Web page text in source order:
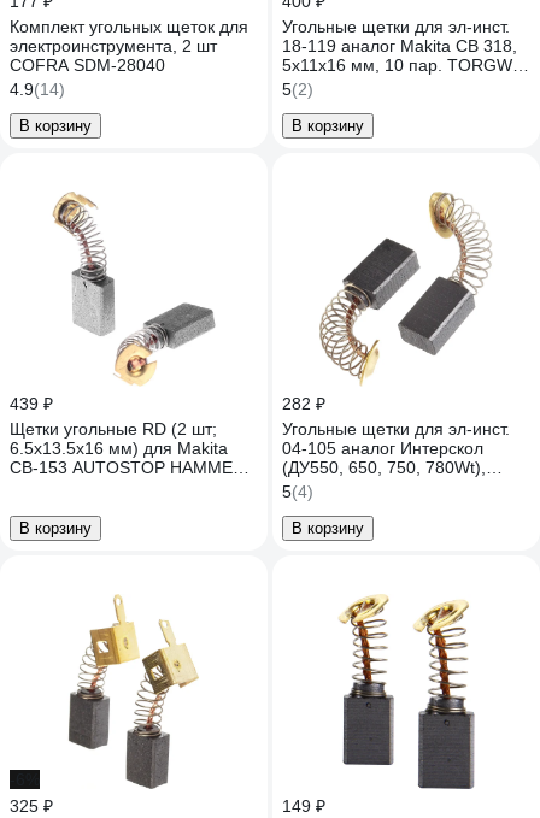
Комплект угольных щеток для
электроинструмента, 2 шт
COFRA SDM-28040
4.9(14)
В корзину
Угольные щетки для эл-инст.
18-119 аналог Makita CB 318,
5х11х16 мм, 10 пар. TORGWIN
T925808
5(2)
В корзину
439 ₽
Щетки угольные RD (2 шт;
6.5х13.5х16 мм) для Makita
СВ-153 AUTOSTOP HAMMER
В корзину
282 ₽
Угольные щетки для эл-инст.
04-105 аналог Интерскол
(ДУ550, 650, 750, 780Wt),
5х8х12 мм, 10 шт TORGWIN
T315306
5(4)
В корзину
325 ₽
149 ₽